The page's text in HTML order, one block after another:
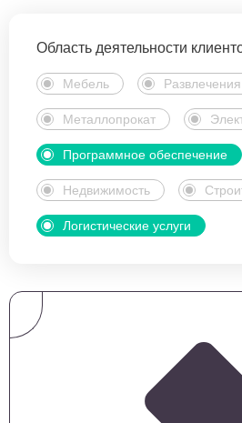
Область деятельности
Мебель Развлечения
Металлопрокат
Программное обеспечение
Недвижимость
Логистические услуги